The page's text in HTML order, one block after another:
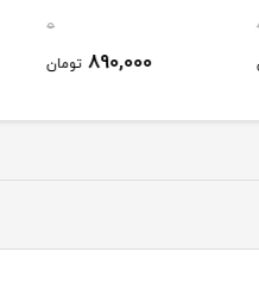
0
890,000 تومان